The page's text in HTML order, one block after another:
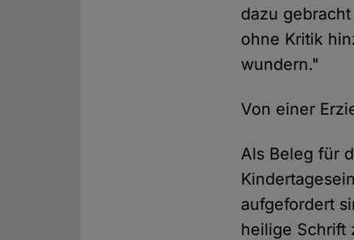
dazu
ohne Kritik
wundern."
Von einer
Als Beleg für
aufgefordert
heilige Schrift